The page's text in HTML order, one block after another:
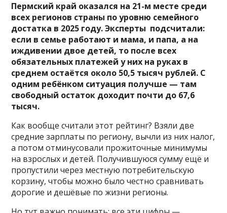
Пермский край оказался на 21-м месте среди
всех регионов страны по уровню семейного
достатка в 2025 году. Эксперты подсчитали:
если в семье работают и мама, и папа, а на
иждивении двое детей, то после всех
обязательных платежей у них на руках в
среднем остаётся около 50,5 тысяч рублей. С
одним ребёнком ситуация получше — там
свободный остаток доходит почти до 67,6
тысяч.
Как вообще считали этот рейтинг? Взяли две
средние зарплаты по региону, вычли из них налог,
а потом отминусовали прожиточные минимумы
на взрослых и детей. Получившуюся сумму ещё и
пропустили через местную потребительскую
корзину, чтобы можно было честно сравнивать
дорогие и дешёвые по жизни регионы.